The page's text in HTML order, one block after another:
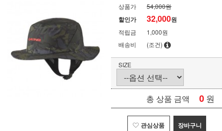
상품가 54,000원
할인가 32,000원
적립금
1,000원
배송비
(조건)
SIZE
총 상품 금액 0 원
관심상품 장바구니